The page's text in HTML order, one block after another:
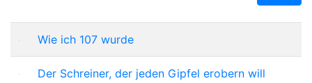
Wie ich 107 wurde
Der Schreiner, der jeden Gipfel erobern will